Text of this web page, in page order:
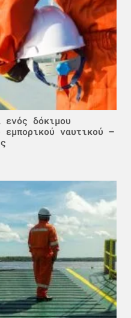
ενός δόκιμου
εμπορικού ναυτικού –